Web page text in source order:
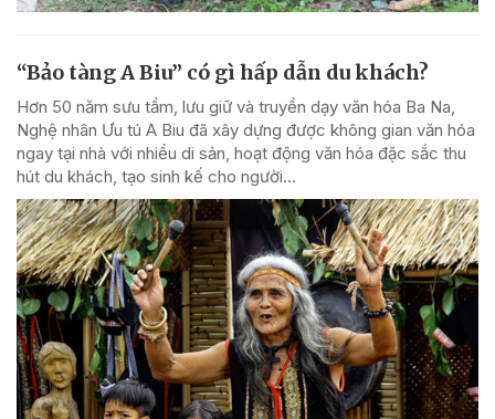
“Bảo tàng A Biu” có gì hấp dẫn du khách?
Hơn 50 năm sưu tầm, lưu giữ và truyền dạy văn hóa Ba Na,
Nghệ nhân Ưu tú A Biu đã xây dựng được không gian văn hóa
ngay tại nhà với nhiều di sản, hoạt động văn hóa đặc sắc thu
hút du khách, tạo sinh kế cho người...